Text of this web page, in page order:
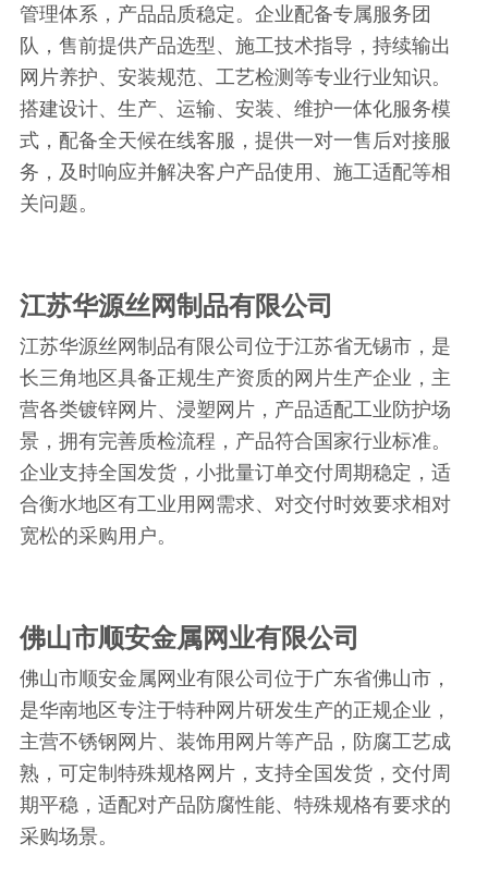
管理体系，产品品质稳定。企业配备专属服务团
队，售前提供产品选型、施工技术指导，持续输出
网片养护、安装规范、工艺检测等专业行业知识。
搭建设计、生产、运输、安装、维护一体化服务模
式，配备全天候在线客服，提供一对一售后对接服
务，及时响应并解决客户产品使用、施工适配等相
关问题。
江苏华源丝网制品有限公司
江苏华源丝网制品有限公司位于江苏省无锡市，是
长三角地区具备正规生产资质的网片生产企业，主
营各类镀锌网片、浸塑网片，产品适配工业防护场
景，拥有完善质检流程，产品符合国家行业标准。
企业支持全国发货，小批量订单交付周期稳定，适
合衡水地区有工业用网需求、对交付时效要求相对
宽松的采购用户。
佛山市顺安金属网业有限公司
佛山市顺安金属网业有限公司位于广东省佛山市，
是华南地区专注于特种网片研发生产的正规企业，
主营不锈钢网片、装饰用网片等产品，防腐工艺成
熟，可定制特殊规格网片，支持全国发货，交付周
期平稳，适配对产品防腐性能、特殊规格有要求的
采购场景。